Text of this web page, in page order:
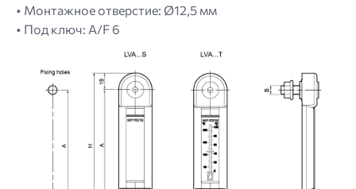
• Монтажное отверстие: Ø12,5 мм
• Под ключ: A/F 6